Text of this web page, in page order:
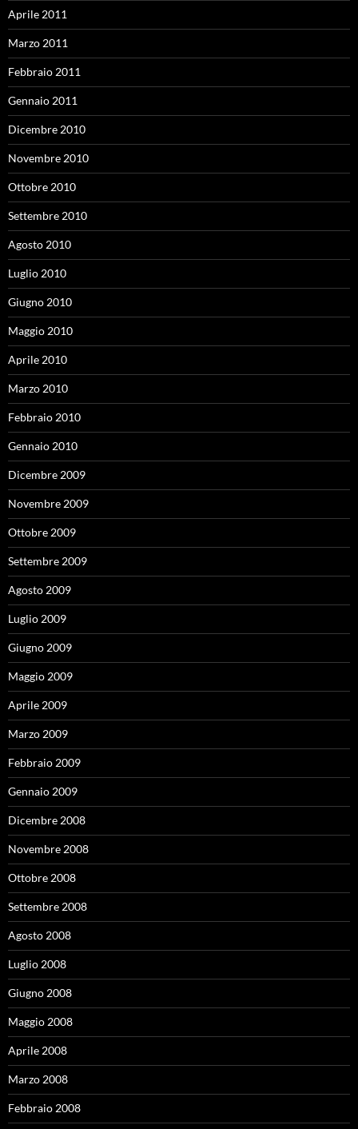
Aprile 2011
Marzo 2011
Febbraio 2011
Gennaio 2011
Dicembre 2010
Novembre 2010
Ottobre 2010
Settembre 2010
Agosto 2010
Luglio 2010
Giugno 2010
Maggio 2010
Aprile 2010
Marzo 2010
Febbraio 2010
Gennaio 2010
Dicembre 2009
Novembre 2009
Ottobre 2009
Settembre 2009
Agosto 2009
Luglio 2009
Giugno 2009
Maggio 2009
Aprile 2009
Marzo 2009
Febbraio 2009
Gennaio 2009
Dicembre 2008
Novembre 2008
Ottobre 2008
Settembre 2008
Agosto 2008
Luglio 2008
Giugno 2008
Maggio 2008
Aprile 2008
Marzo 2008
Febbraio 2008